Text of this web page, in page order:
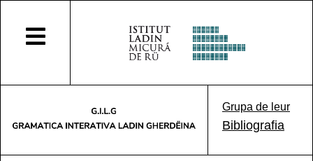
Grupa de leur
Bibliografia